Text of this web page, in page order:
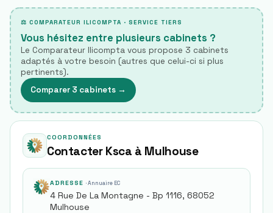
⚖ COMPARATEUR ILICOMPTA · SERVICE TIERS
Vous hésitez entre plusieurs cabinets ?
Le Comparateur Ilicompta vous propose 3 cabinets
adaptés à votre besoin (autres que celui-ci si plus
pertinents).
Comparer 3 cabinets →
COORDONNÉES
Contacter Ksca à Mulhouse
ADRESSE· Annuaire EC
4 Rue De La Montagne - Bp 1116, 68052
Mulhouse